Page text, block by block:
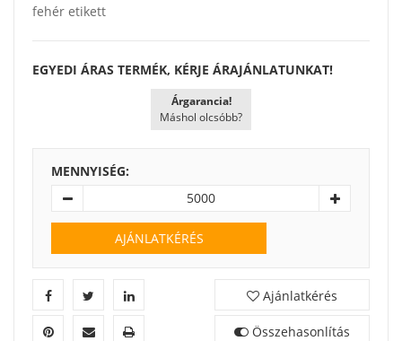
fehér etikett
EGYEDI ÁRAS TERMÉK, KÉRJE ÁRAJÁNLATUNKAT!
Árgarancia!
Máshol olcsóbb?
MENNYISÉG:
AJÁNLATKÉRÉS
Ajánlatkérés
Összehasonlítás